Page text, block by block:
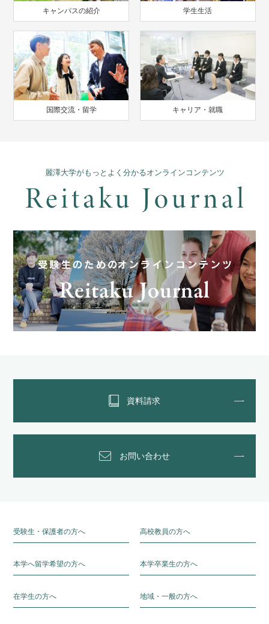
キャンパスの紹介 学生生活
国際交流・留学 キャリア・就職
麗澤大学がもっとよく分かるオンラインコンテンツ
資料請求
お問い合わせ
受験生・保護者の方へ 高校教員の方へ
本学へ留学希望の方へ 本学卒業生の方へ
在学生の方へ 地域・一般の方へ